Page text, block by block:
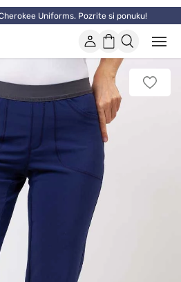
Uniforms. Pozrite si ponuku!
ÚčetNákupný
košík
alebo
Pridať
k